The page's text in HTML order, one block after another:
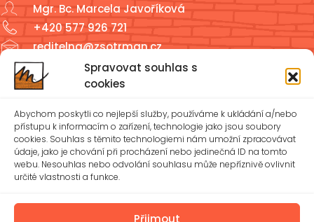
Spravovat souhlas s
cookies
Abychom poskytli co nejlepší služby, používáme k ukládání a/nebo
přístupu k informacím o zařízení, technologie jako jsou soubory
cookies. Souhlas s těmito technologiemi nám umožní zpracovávat
údaje, jako je chování při procházení nebo jedinečná ID na tomto
webu. Nesouhlas nebo odvolání souhlasu může nepříznivě ovlivnit
určité vlastnosti a funkce.
Přijmout
Mgr. Bc. Marcela Javoříková
+420 577 926 721
reditelna@zsotrman.cz
Školní jídelna a školní družina
ŠD: +420 577 926 720
reditelna@zsotrman.cz
Zásady cookies (EU)
Ochrana osobních údajů – GDPR